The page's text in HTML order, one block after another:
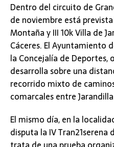
Dentro del circuito de
de noviembre está
Montaña y III 10k Villa de
Cáceres. El Ayuntamiento
la Concejalía de Deportes,
desarrolla sobre una
recorrido mixto de
comarcales entre
El mismo día, en la
disputa la IV Tran21serena